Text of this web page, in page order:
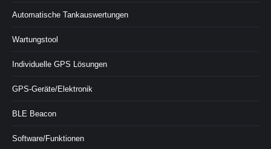
Automatische Tankauswertungen
Wartungstool
Individuelle GPS Lösungen
GPS-Geräte/Elektronik
BLE Beacon
Software/Funktionen